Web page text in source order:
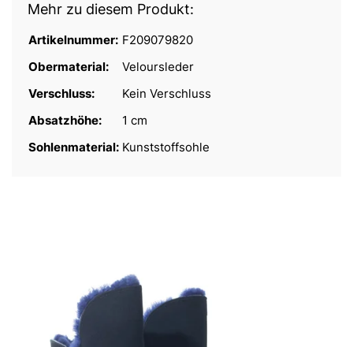
Mehr zu diesem Produkt:
Artikelnummer: F209079820
Obermaterial:
Veloursleder
Verschluss:
Kein Verschluss
Absatzhöhe:
1 cm
Sohlenmaterial: Kunststoffsohle